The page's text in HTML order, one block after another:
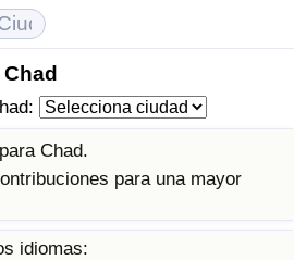
Chad.
para una mayor
idiomas:
por paíspor País
(Actual)
por país